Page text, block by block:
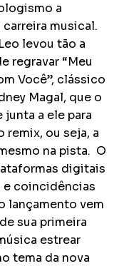
a
musical.
levou tão a
regravar “Meu
Você”, clássico
Magal, que o
junta a ele para
remix, ou seja, a
na pista.  O
digitais
coincidências
lançamento vem
sua primeira
estrear
tema da nova